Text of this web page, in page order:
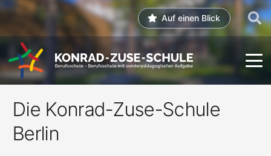
Auf einen Blick
Die Konrad-Zuse-Schule
Berlin